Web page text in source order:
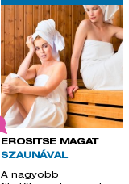
ERŐSÍTSE MAGÁT
SZAUNÁVAL
A nagyobb